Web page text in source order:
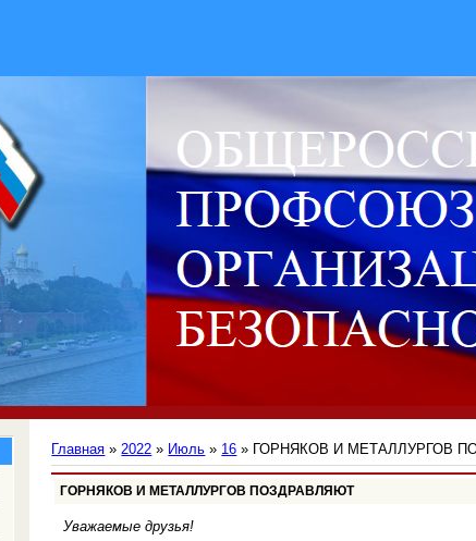
Главная »2022 » Июль » 16 » ГОРНЯКОВ И МЕТАЛЛУРГОВ
ГОРНЯКОВ И МЕТАЛЛУРГОВ ПОЗДРАВЛЯЮТ
Уважаемые друзья!